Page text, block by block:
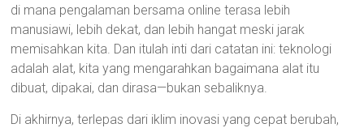
di mana pengalaman bersama online terasa lebih
manusiawi, lebih dekat, dan lebih hangat meski jarak
memisahkan kita. Dan itulah inti dari catatan ini: teknologi
adalah alat, kita yang mengarahkan bagaimana alat itu
dibuat, dipakai, dan dirasa—bukan sebaliknya.
Di akhirnya, terlepas dari iklim inovasi yang cepat berubah,